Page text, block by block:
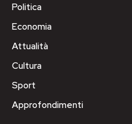
Politica
Economia
Attualità
Cultura
Sport
Approfondimenti